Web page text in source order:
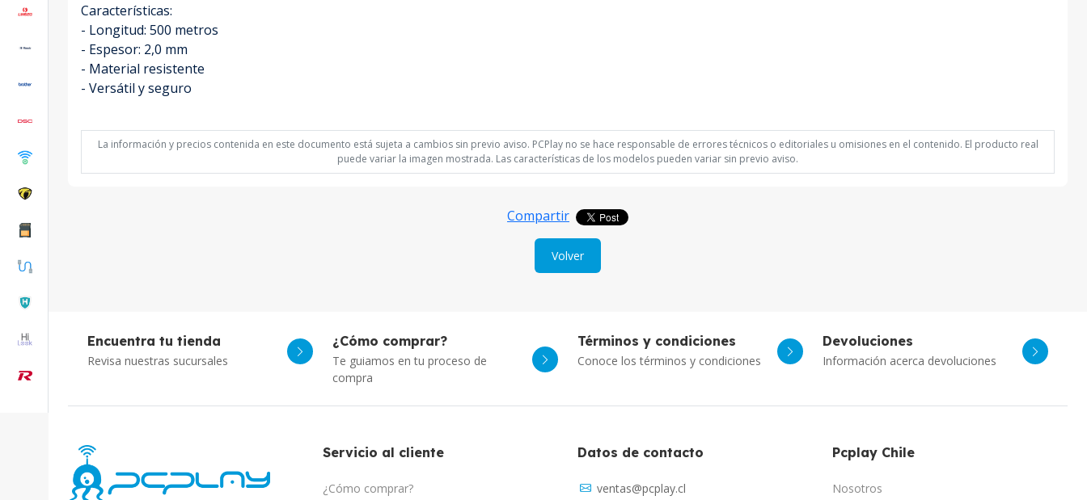
Características:
- Longitud: 500 metros
- Espesor: 2,0 mm
- Material resistente
- Versátil y seguro
La información y precios contenida en este documento está sujeta a cambios sin previo aviso. PCPlay no se hace responsable de errores técnicos o editoriales u omisiones en el contenido. El producto real
puede variar la imagen mostrada. Las características de los modelos pueden variar sin previo aviso.
Compartir
Volver
Encuentra tu tienda
Revisa nuestras sucursales
¿Cómo comprar?
Te guiamos en tu proceso de
compra
Términos y condiciones
Conoce los términos y condiciones
Devoluciones
Información acerca devoluciones
Servicio al cliente
¿Cómo comprar?
Datos de contacto
ventas@pcplay.cl
Pcplay Chile
Nosotros
Chat con IA
PcPlay Santiago / Web
Hola somos PCPlay Santiago, en que puedo